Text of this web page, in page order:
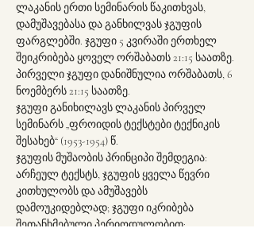
ლაკანის ერთი სემინარის წაკითხვას,
დამუშავებასა და განხილვას ჯგუფის
ფარგლებში. ჯგუფი 5 კვირაში ერთხელ
შეიკრიბება ყოველ ორშაბათს 21:15 საათზე.
პირველი ჯგუფი დანიშნულია ორშაბათს, 6
ნოემბერს 21:15 საათზე.
ჯგუფი განიხილავს ლაკანის პირველ
სემინარს „ფროიდის ტექსტები ტექნიკის
შესახებ“ (1953-1954) წ.
ჯგუფის მუშაობის პრინციპი შემდეგია:
არჩეულ ტექსტს, ჯგუფის ყველა წევრი
კითხულობს და ამუშავებს
დამოუკიდებლად; ჯგუფი იკრიბება
შეთანხმებული პერიოდულობით;